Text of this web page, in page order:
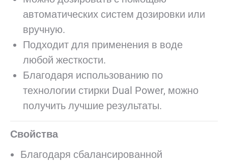
автоматических систем дозировки или
вручную.
Подходит для применения в воде
любой жесткости.
Благодаря использованию по
технологии стирки Dual Power, можно
получить лучшие результаты.
Свойства
Благодаря сбалансированной